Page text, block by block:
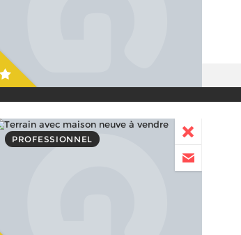
PROFESSIONNEL